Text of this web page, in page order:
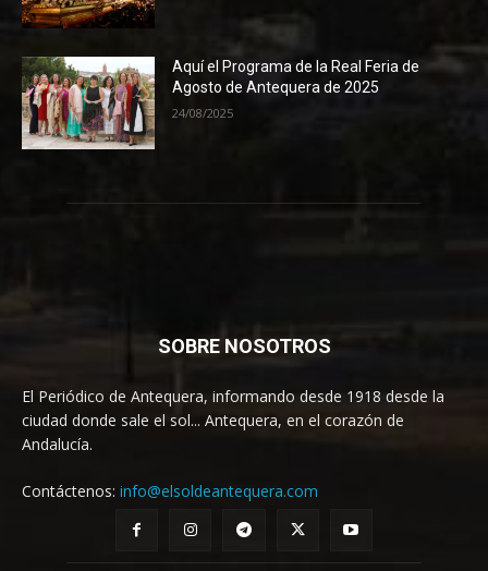
Aquí el Programa de la Real Feria de
Agosto de Antequera de 2025
24/08/2025
SOBRE NOSOTROS
El Periódico de Antequera, informando desde 1918 desde la
ciudad donde sale el sol... Antequera, en el corazón de
Andalucía.
Contáctenos: info@elsoldeantequera.com